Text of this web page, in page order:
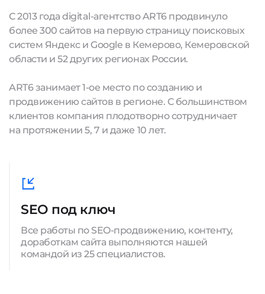
С 2013 года digital-агентство ART6 продвинуло
более 300 сайтов на первую страницу поисковых
систем Яндекс и Google в Кемерово, Кемеровской
области и 52 других регионах России.
ART6 занимает 1-ое место по созданию и
продвижению сайтов в регионе. С большинством
клиентов компания плодотворно сотрудничает
на протяжении 5, 7 и даже 10 лет.
SEO под ключ
Все работы по SEO-продвижению, контенту,
доработкам сайта выполняются нашей
командой из 25 специалистов.